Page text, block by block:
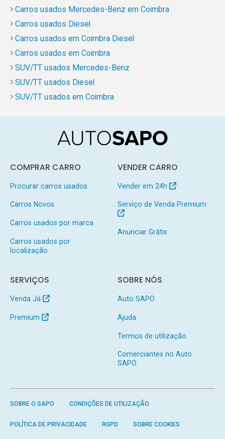
Carros usados Mercedes-Benz em Coimbra
Carros usados Diesel
Carros usados em Coimbra Diesel
Carros usados em Coimbra
SUV/TT usados Mercedes-Benz
SUV/TT usados Diesel
SUV/TT usados em Coimbra
COMPRAR CARRO
Procurar carros usados
Carros Novos
Carros usados por marca
Carros usados por
localização
VENDER CARRO
Vender em 24h
Serviço de Venda Premium
Anunciar Grátis
SERVIÇOS
Venda Já
Premium
SOBRE NÓS
Auto SAPO
Ajuda
Termos de utilização
Comerciantes no Auto
SAPO
SOBRE O SAPO CONDIÇÕES DE UTILIZAÇÃO
POLÍTICA DE PRIVACIDADE RGPD SOBRE COOKIES